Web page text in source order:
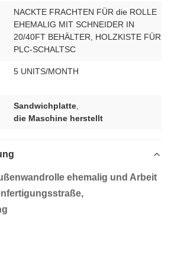
NACKTE FRACHTEN FÜR die ROLLE
EHEMALIG MIT SCHNEIDER IN
20/40FT BEHÄLTER, HOLZKISTE FÜR
PLC-SCHALTSC
5 UNITS/MONTH
Sandwichplatte
die Maschine herstellt
ehemalig und Arbeit